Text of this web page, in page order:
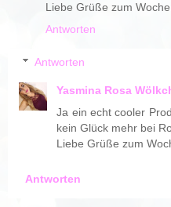
Liebe Grüße zum
Antworten
Antworten
Yasmina Rosa
Ja ein echt cooler
kein Glück mehr bei
Liebe Grüße zum
Antworten